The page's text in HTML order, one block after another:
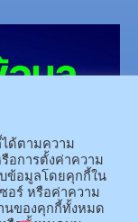
โทรศัพท์ : 043-602-055 โทรสาร :
043-602-044
ด้ตามความ
อการตั้งค่าความ
ข้อมูลโดยคุกกี้ใน
อร์ หรือค่าความ
นของคุกกี้ทั้งหมด